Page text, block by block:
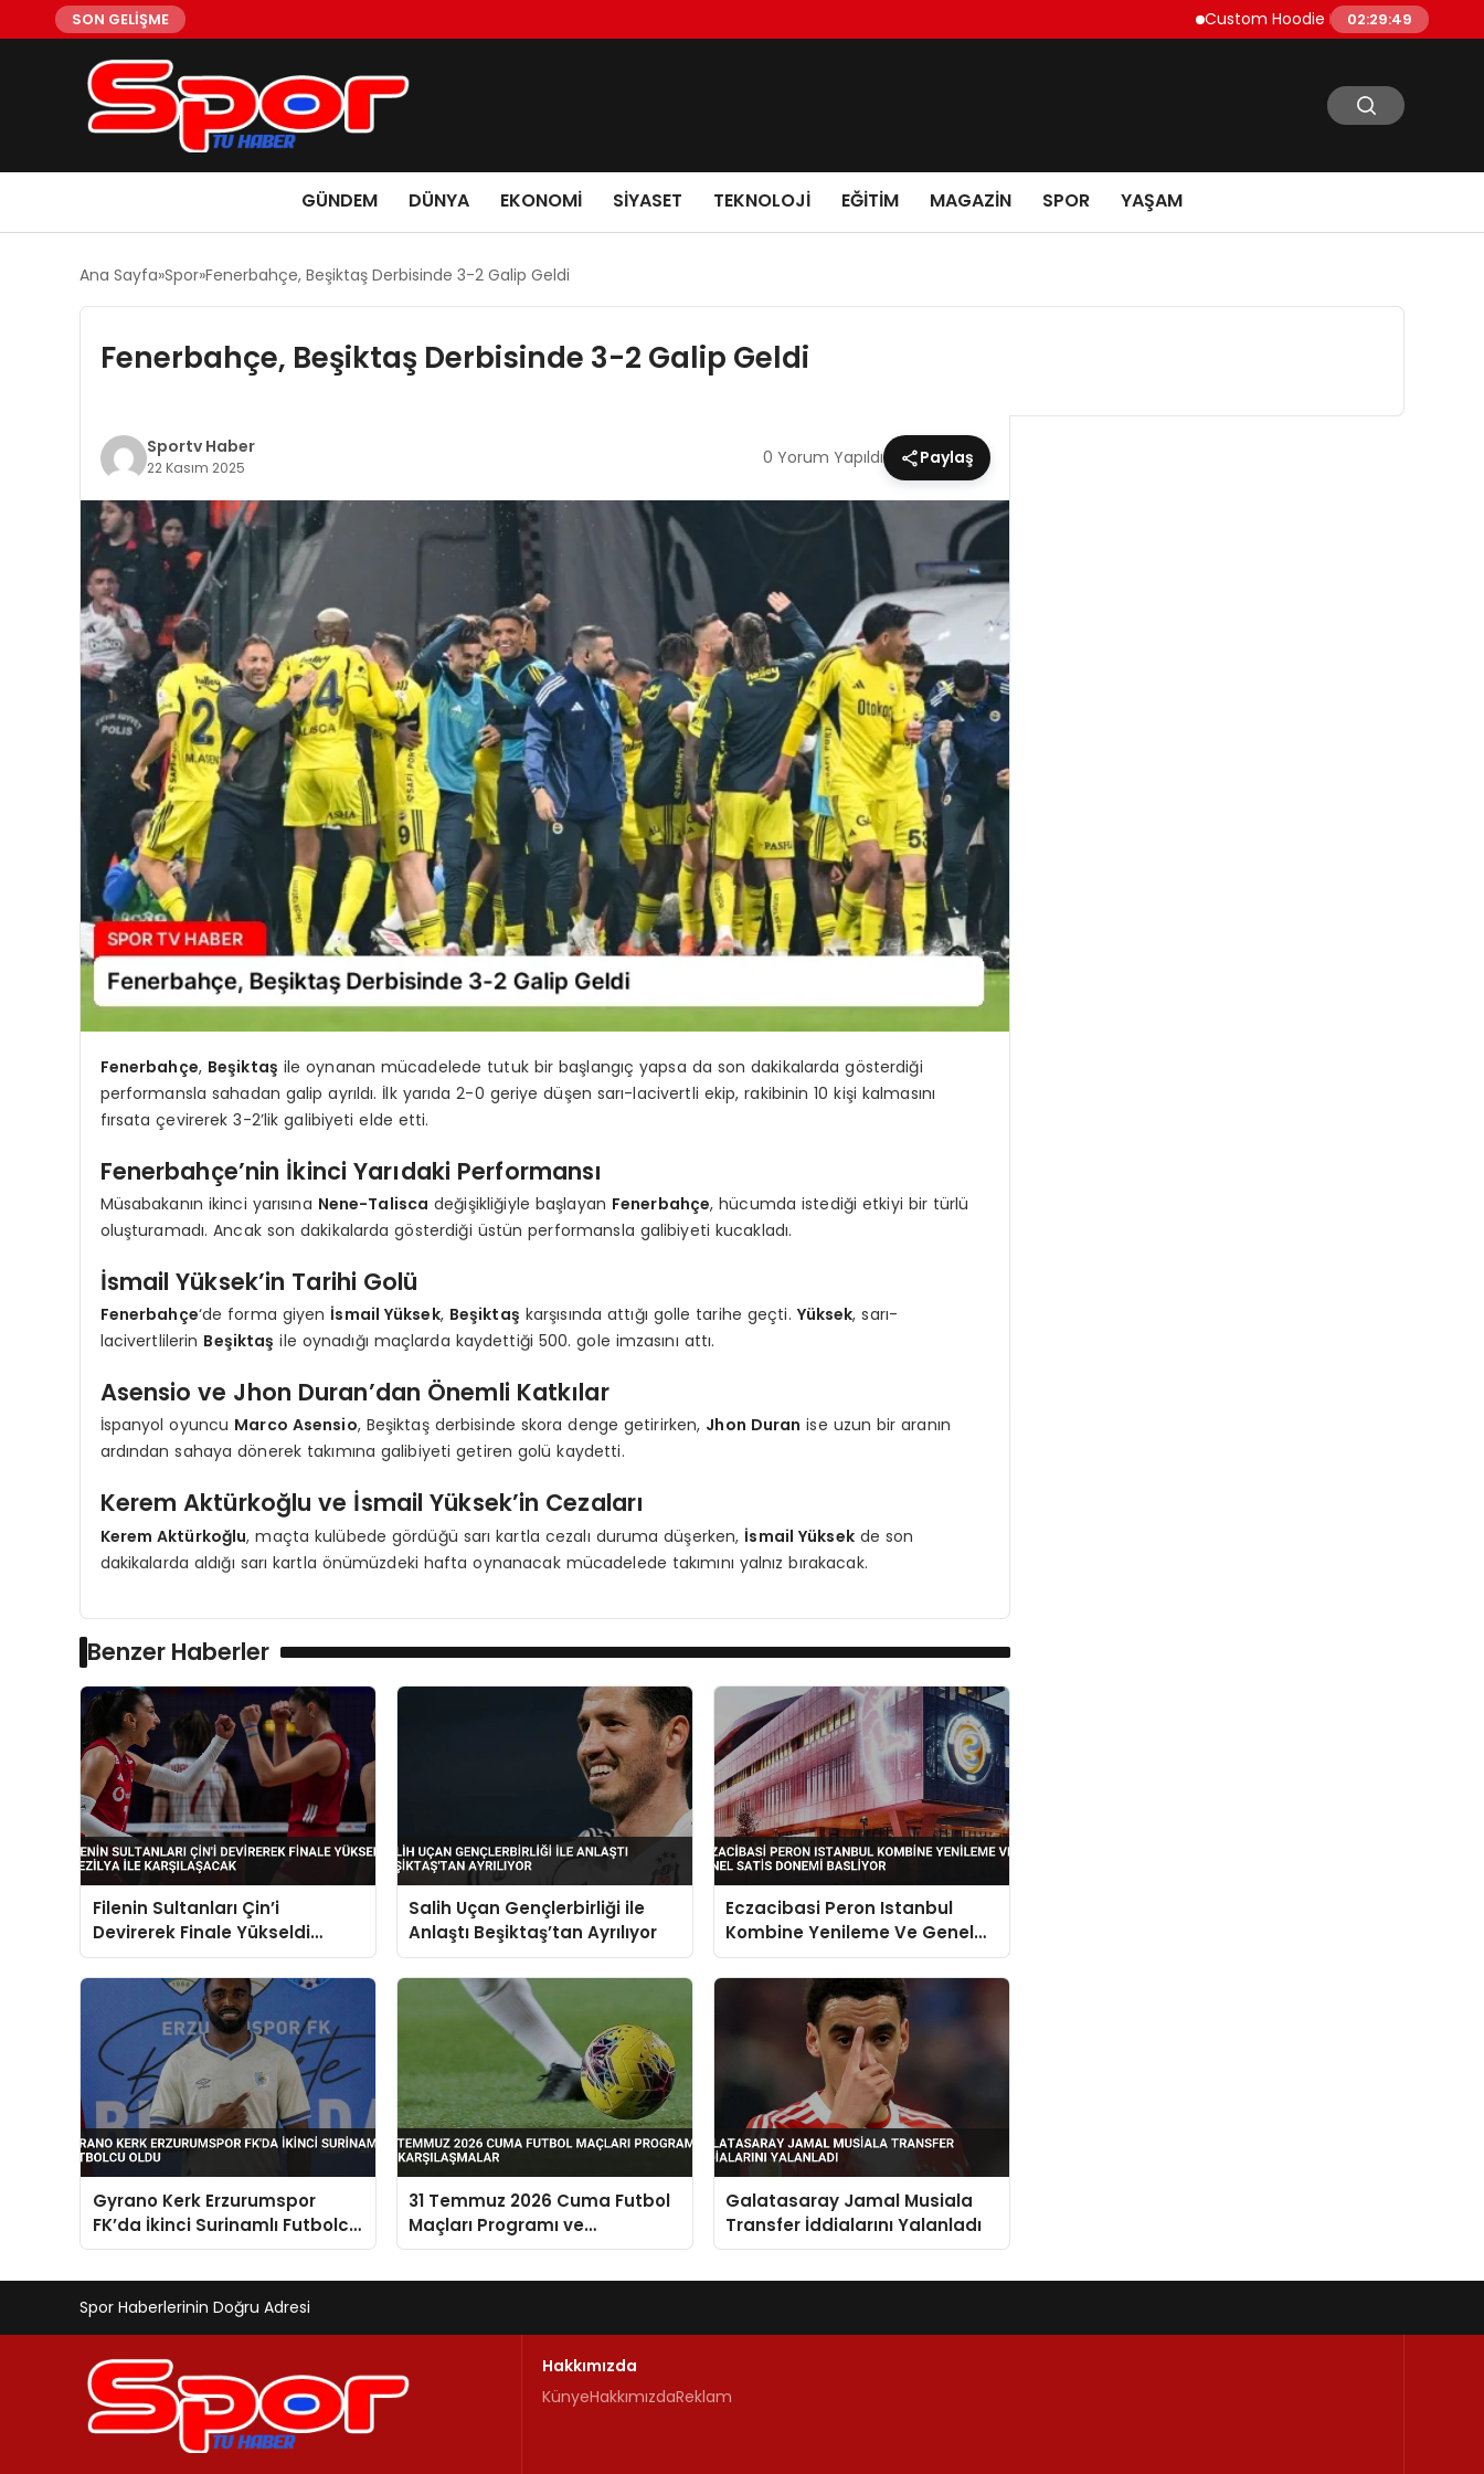
SON GELİŞME Custom Hoodie Manufacturing Guide:
02:29:50
GÜNDEM DÜNYA EKONOMI SIYASET TEKNOLOJI EĞITIM MAGAZIN SPOR YAŞAM
Ana Sayfa Spor Fenerbahçe, Beşiktaş Derbisinde 3-2 Galip Geldi
Fenerbahçe, Beşiktaş Derbisinde 3-2 Galip Geldi
Sportv Haber
22 Kasım 2025 0 Yorum Yapıldı Paylaş
Fenerbahçe, Beşiktaş ile oynanan mücadelede tutuk bir başlangıç yapsa da son dakikalarda gösterdiği
performansla sahadan galip ayrıldı. İlk yarıda 2-0 geriye düşen sarı-lacivertli ekip, rakibinin 10 kişi kalmasını
fırsata çevirerek 3-2’lik galibiyeti elde etti.
Fenerbahçe’nin İkinci Yarıdaki Performansı
Müsabakanın ikinci yarısına Nene-Talisca değişikliğiyle başlayan Fenerbahçe, hücumda istediği etkiyi bir türlü
oluşturamadı. Ancak son dakikalarda gösterdiği üstün performansla galibiyeti kucakladı.
İsmail Yüksek’in Tarihi Golü
Fenerbahçe‘de forma giyen İsmail Yüksek, Beşiktaş karşısında attığı golle tarihe geçti. Yüksek, sarı-
lacivertlilerin Beşiktaş ile oynadığı maçlarda kaydettiği 500. gole imzasını attı.
Asensio ve Jhon Duran’dan Önemli Katkılar
İspanyol oyuncu Marco Asensio, Beşiktaş derbisinde skora denge getirirken, Jhon Duran ise uzun bir aranın
ardından sahaya dönerek takımına galibiyeti getiren golü kaydetti.
Kerem Aktürkoğlu ve İsmail Yüksek’in Cezaları
Kerem Aktürkoğlu, maçta kulübede gördüğü sarı kartla cezalı duruma düşerken, İsmail Yüksekde son
dakikalarda aldığı sarı kartla önümüzdeki hafta oynanacak mücadelede takımını yalnız bırakacak.
Benzer Haberler
Filenin Sultanları Çin’i
Devirerek Finale Yükseldi
Brezilya ile Karşılaşacak
Salih Uçan Gençlerbirliği ile
Anlaştı Beşiktaş’tan Ayrılıyor
Eczacibasi Peron Istanbul
Kombine Yenileme Ve Genel
Satis Donemi Basliyor
Gyrano Kerk Erzurumspor
FK’da İkinci Surinamlı Futbolcu
Oldu
31 Temmuz 2026 Cuma Futbol
Maçları Programı ve
Karşılaşmalar
Galatasaray Jamal Musiala
Transfer İddialarını Yalanladı
Spor Haberlerinin Doğru Adresi
Hakkımızda
KünyeHakkımızdaReklam